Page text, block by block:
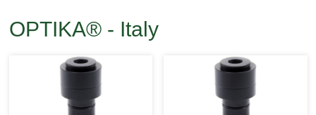
OPTIKA® - Italy